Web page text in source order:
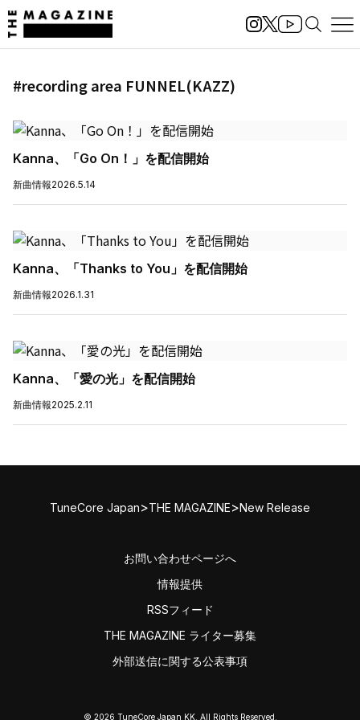
#recording area FUNNEL(KAZZ)
Kanna、「Go On！」を配信開始
新曲情報2026.5.14
Kanna、「Thanks to You」を配信開始
新曲情報2026.1.31
Kanna、「愛の光」を配信開始
新曲情報2025.2.11
TuneCore Japan>THE MAGAZINE>New Release
お問い合わせページへ
情報提供
RSSフィード
THE MAGAZINE ライター募集
外部送信に関する公表事項
© 2026 TuneCore Japan KK. All Rights Reserved.